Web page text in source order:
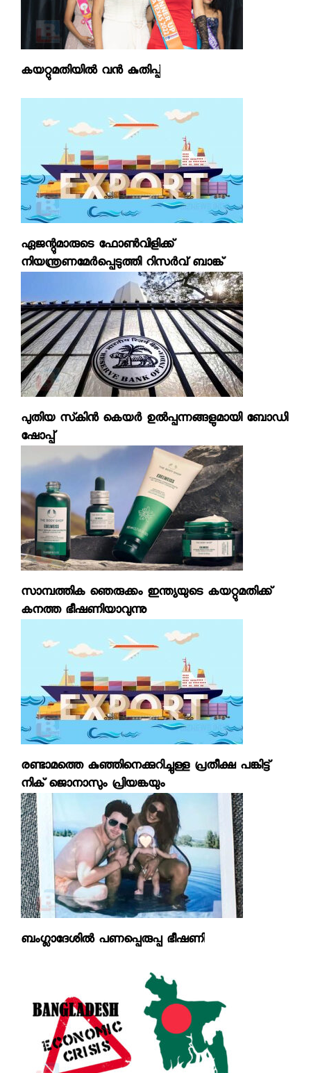
കയറ്റുമതിയില്‍ വന്‍ കുതിപ്പ്
ഏജന്റുമാരുടെ ഫോണ്‍വിളിക്ക്
നിയന്ത്രണമേര്‍പ്പെടുത്തി റിസര്‍വ് ബാങ്ക്
പുതിയ സ്‌കിന്‍ കെയര്‍ ഉല്‍പ്പന്നങ്ങളുമായി ബോഡി
ഷോപ്പ്
സാമ്പത്തിക ഞെരുക്കം ഇന്ത്യയുടെ കയറ്റുമതിക്ക്
കനത്ത ഭീഷണിയാവുന്നു
രണ്ടാമത്തെ കുഞ്ഞിനെക്കുറിച്ചുള്ള പ്രതീക്ഷ പങ്കിട്ട്
നിക് ജൊനാസും പ്രിയങ്കയും
ബംഗ്ലാദേശില്‍ പണപ്പെരുപ്പ ഭീഷണി